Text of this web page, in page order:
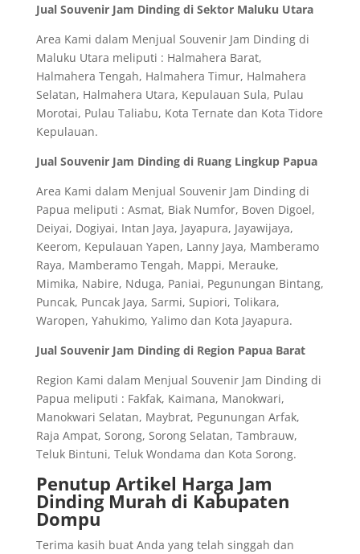
Jual Souvenir Jam Dinding di Sektor Maluku Utara
Area Kami dalam Menjual Souvenir Jam Dinding di
Maluku Utara meliputi : Halmahera Barat,
Halmahera Tengah, Halmahera Timur, Halmahera
Selatan, Halmahera Utara, Kepulauan Sula, Pulau
Morotai, Pulau Taliabu, Kota Ternate dan Kota Tidore
Kepulauan.
Jual Souvenir Jam Dinding di Ruang Lingkup Papua
Area Kami dalam Menjual Souvenir Jam Dinding di
Papua meliputi : Asmat, Biak Numfor, Boven Digoel,
Deiyai, Dogiyai, Intan Jaya, Jayapura, Jayawijaya,
Keerom, Kepulauan Yapen, Lanny Jaya, Mamberamo
Raya, Mamberamo Tengah, Mappi, Merauke,
Mimika, Nabire, Nduga, Paniai, Pegunungan Bintang,
Puncak, Puncak Jaya, Sarmi, Supiori, Tolikara,
Waropen, Yahukimo, Yalimo dan Kota Jayapura.
Jual Souvenir Jam Dinding di Region Papua Barat
Region Kami dalam Menjual Souvenir Jam Dinding di
Papua meliputi : Fakfak, Kaimana, Manokwari,
Manokwari Selatan, Maybrat, Pegunungan Arfak,
Raja Ampat, Sorong, Sorong Selatan, Tambrauw,
Teluk Bintuni, Teluk Wondama dan Kota Sorong.
Penutup Artikel Harga Jam
Dinding Murah di Kabupaten
Dompu
Terima kasih buat Anda yang telah singgah dan